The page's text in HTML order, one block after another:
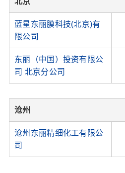
蓝星东丽膜科技(北京)有
限公司
东丽（中国）投资有限公
司 北京分公司
沧州
沧州东丽精细化工有限公
司